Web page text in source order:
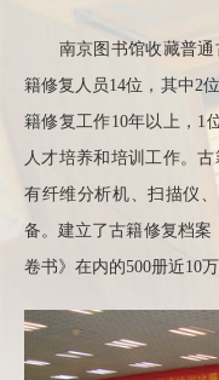
南京图书馆收藏普通
籍修复人员14位，其中2
籍修复工作10年以上，1
人才培养和培训工作。
有纤维分析机、扫描仪
备。建立了古籍修复档案
卷书》在内的500册近10万